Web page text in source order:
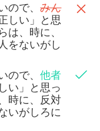
ので、みん
しい」と思
は、時に、
をないがし
ので、他者
い」と思っ
時に、反対
いがしろに